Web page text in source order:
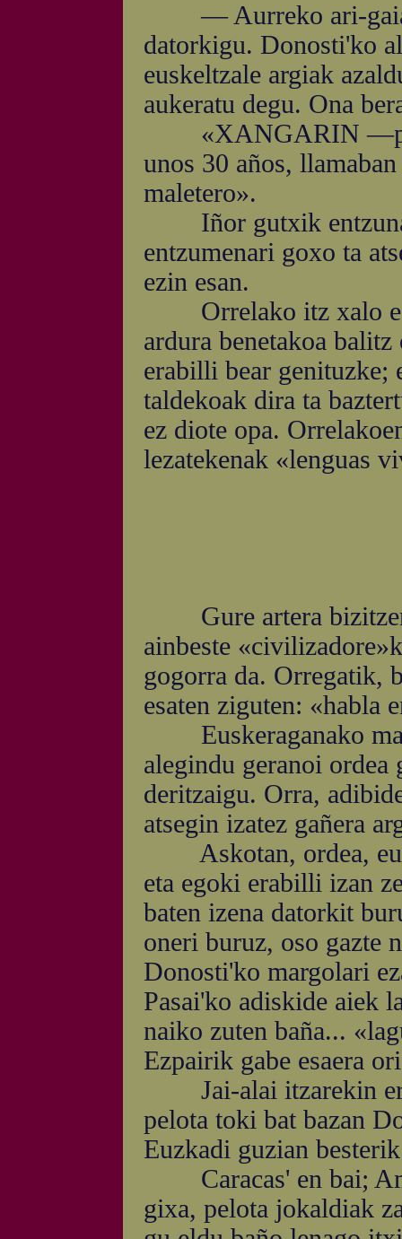
— Aurreko ari-gaiari
datorkigu. Donosti'ko
euskeltzale argiak
aukeratu degu. Ona
«XANGARIN
unos 30 años,
maletero».
Iñor gutxik entzuna
entzumenari goxo ta
ezin esan.
Orrelako itz xalo
ardura benetakoa
erabilli bear genituzke;
taldekoak dira ta
ez diote opa.
lezatekenak «lenguas
Gure artera
ainbeste
gogorra da. Orregatik,
esaten ziguten: «habla
Euskeraganako
alegindu geranoi ordea
deritzaigu. Orra,
atsegin izatez gañera
Askotan, ordea,
eta egoki erabilli izan
baten izena datorkit
oneri buruz, oso gazte
Donosti'ko margolari
Pasai'ko adiskide aiek
naiko zuten baña...
Ezpairik gabe esaera
Jai-alai itzarekin ere
pelota toki bat bazan
Euzkadi guzian
Caracas' en bai;
gixa, pelota jokaldiak